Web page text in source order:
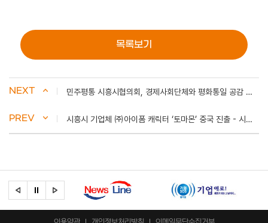
목록보기
NEXT 민주평통 시흥시협의회, 경제사회단체와 평화통일 공감 협약 - 시흥저널
PREV 시흥시 기업체 ㈜아이폼 캐릭터 ‘토마몬’ 중국 진출 - 시흥저널